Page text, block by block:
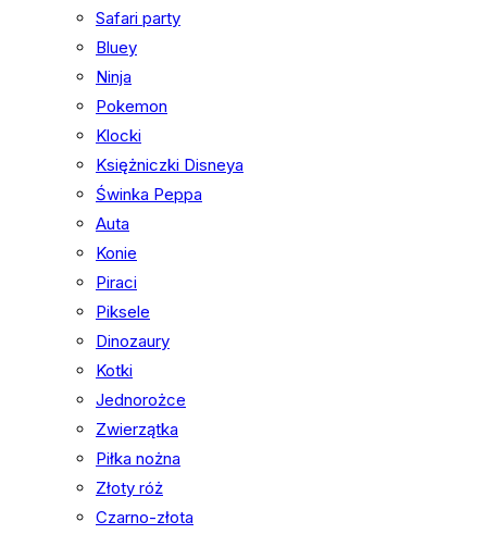
Safari party
Bluey
Ninja
Pokemon
Klocki
Księżniczki Disneya
Świnka Peppa
Auta
Konie
Piraci
Piksele
Dinozaury
Kotki
Jednorożce
Zwierzątka
Piłka nożna
Złoty róż
Czarno-złota